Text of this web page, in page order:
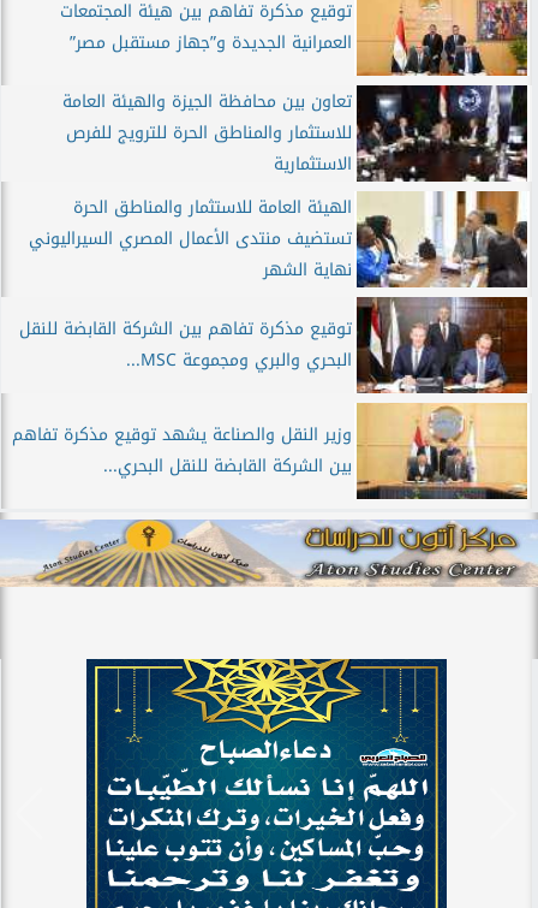
توقيع مذكرة تفاهم بين هيئة المجتمعات
العمرانية الجديدة و”جهاز مستقبل مصر”
تعاون بين محافظة الجيزة والهيئة العامة
للاستثمار والمناطق الحرة للترويج للفرص
الاستثمارية
الهيئة العامة للاستثمار والمناطق الحرة
تستضيف منتدى الأعمال المصري السيراليوني
نهاية الشهر
توقيع مذكرة تفاهم بين الشركة القابضة للنقل
البحري والبري ومجموعة MSC...
وزير النقل والصناعة يشهد توقيع مذكرة تفاهم
بين الشركة القابضة للنقل البحري...